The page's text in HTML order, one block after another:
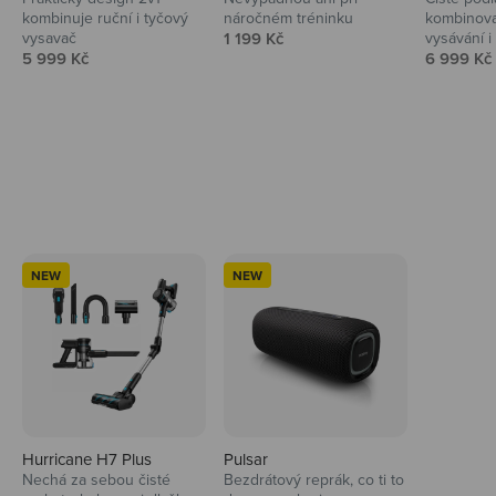
kombinuje ruční i tyčový
vysavač
Prodejní cena
5 999 Kč
náročném tréninku
Prodejní cena
1 199 Kč
vysávání
Prodejní
6 999 Kč
NEW
Hurricane H7 Plus
Nechá za sebou čisté
NEW
Pulsar
Bezdrátový reprák, co ti to